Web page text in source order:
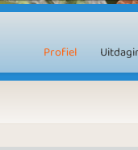
Profiel